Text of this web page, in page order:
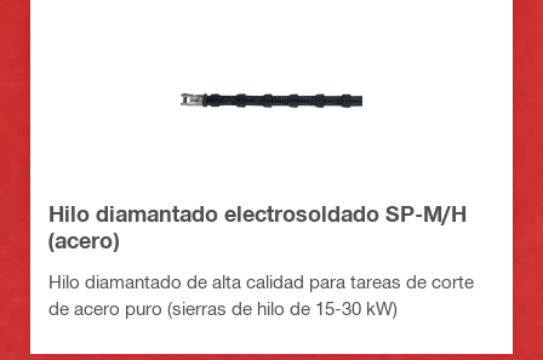
Hilo diamantado electrosoldado SP-M/H
(acero)
Hilo diamantado de alta calidad para tareas de corte
de acero puro (sierras de hilo de 15-30 kW)